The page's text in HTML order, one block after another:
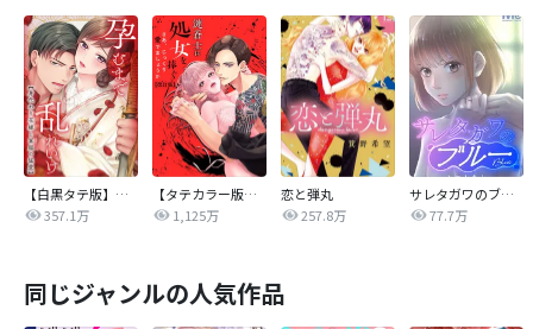
【白黒タテ版】孕むまで乱れいけ～身代わり花嫁と軍服の猛愛
357.1万
【タテカラー版】漣蒼士に処女を捧ぐ～さあ、じっくり愛でましょうか
1,125万
恋と弾丸
257.8万
サレタガワのブルー【タテヨミ】
77.7万
同じジャンルの人気作品